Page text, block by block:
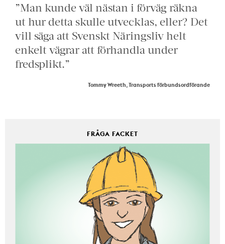
”Man kunde väl nästan i förväg räkna
ut hur detta skulle utvecklas, eller? Det
vill säga att Svenskt Näringsliv helt
enkelt vägrar att förhandla under
fredsplikt.”
Tommy Wreeth, Transports förbundsordförande
FRÅGA FACKET